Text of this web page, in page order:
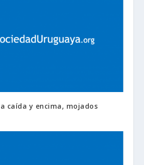
caída y encima, mojados